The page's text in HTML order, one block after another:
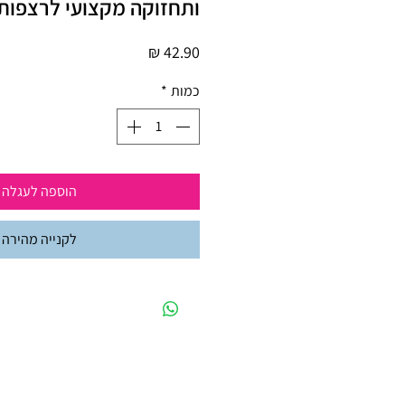
ותחזוקה מקצועי לרצפות – 1
כמות *
הוספה לעגלה
לקנייה מהירה